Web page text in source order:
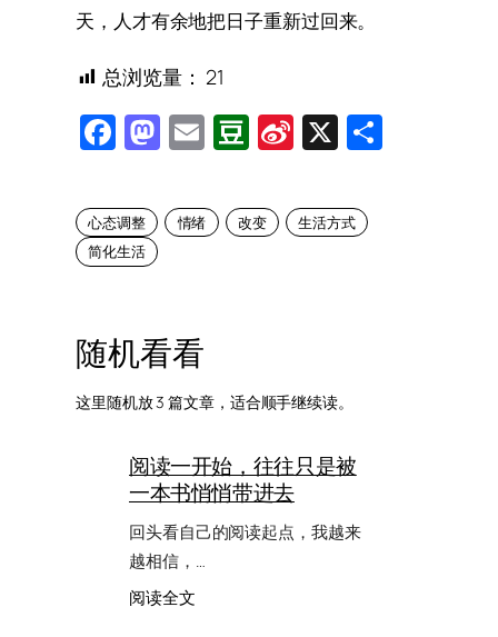
天，人才有余地把日子重新过回来。
总浏览量： 21
Facebook
Mastodon
EmailDouban
Sina
X
心态调整 情绪 改变
生活方式
简化生活
随机看看
这里随机放 3 篇文章，适合顺手继续读。
阅读一开始，往往只是被
一本书悄悄带进去
回头看自己的阅读起点，我越来
越相信，…
阅读全文：